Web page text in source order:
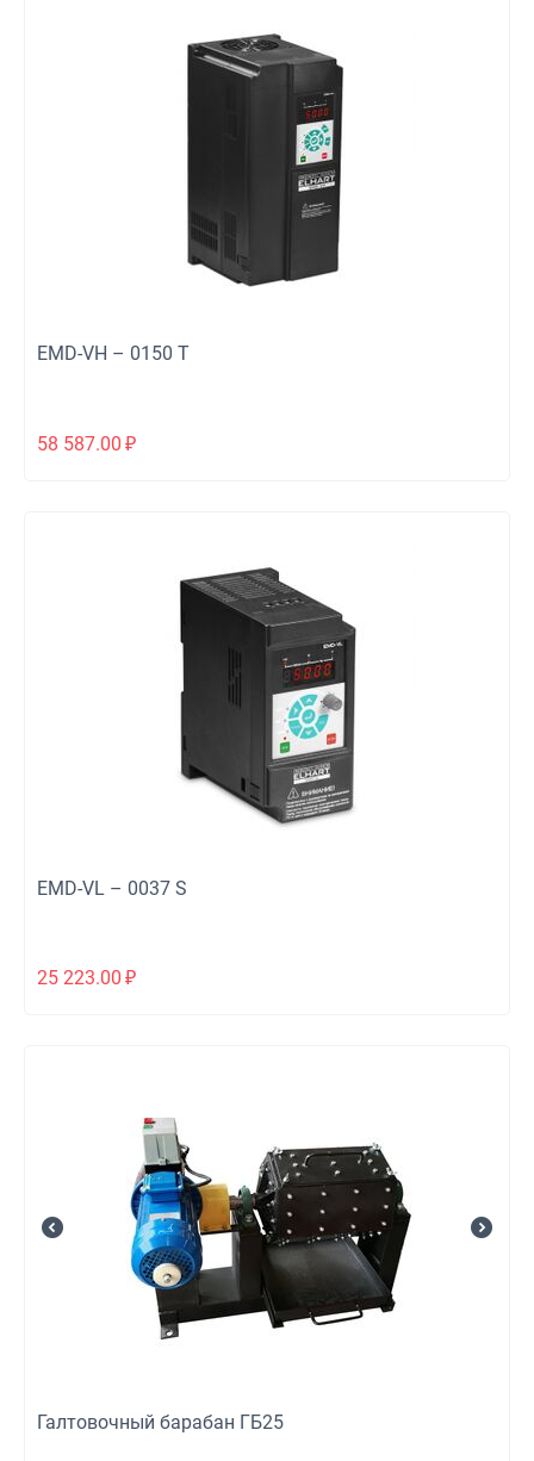
EMD-VH – 0150 T
58 587.00 ₽
EMD-VL – 0037 S
25 223.00 ₽
Галтовочный барабан ГБ25